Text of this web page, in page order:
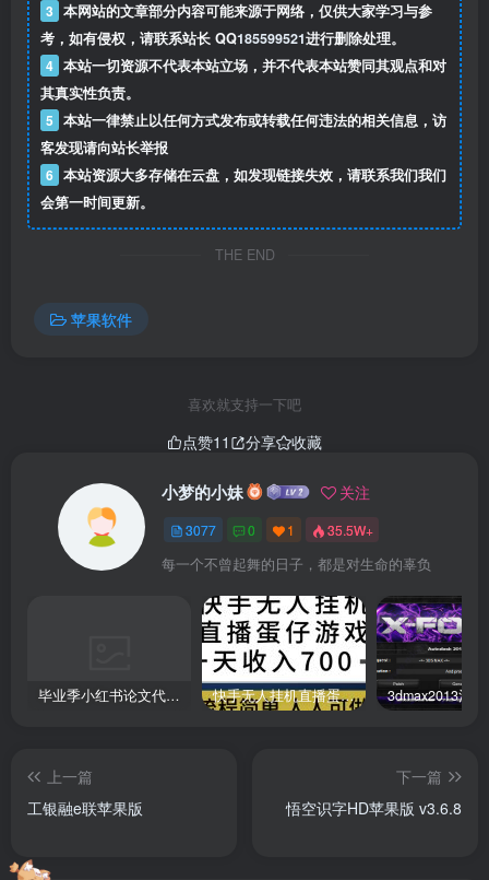
比的精选商品，绝对是您必备的购物神器。同时云集vip ios
3 本网站的文章部分内容可能来源于网络，仅供大家学习与参
考，如有侵权，请联系站长 QQ185599521进行删除处理。
4 本站一切资源不代表本站立场，并不代表本站赞同其观点和对
其真实性负责。
5 本站一律禁止以任何方式发布或转载任何违法的相关信息，访
客发现请向站长举报
6 本站资源大多存储在云盘，如发现链接失效，请联系我们我们
会第一时间更新。
THE END
苹果软件
喜欢就支持一下吧
点赞11 分享 收藏
小梦的小妹 关注
3077 0 1 35.5W+
每一个不曾起舞的日子，都是对生命的辜负
毕业季小红书论文代润色项目，本科1500，专科1200，高客单GPT4.0-20分钟一篇带实操 快手无人挂机直播蛋仔游戏，一天收入700+流程简单人人可做（送10G素材）
上一篇
工银融e联苹果版
下一篇
悟空识字HD苹果版 v3.6.8